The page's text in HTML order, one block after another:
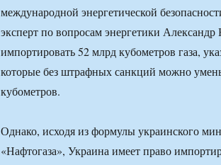
международной энергетической
эксперт по вопросам энергетики
импортировать 52 млрд кубометров газа,
которые без штрафных санкций можно
кубометров.
Однако, исходя из формулы украинского
«Нафтогаза», Украина имеет право